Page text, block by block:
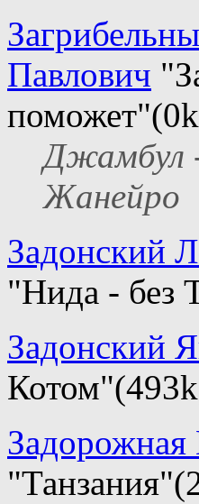
Павлович
Джамбул
Жанейро
Задонский
"Нида - без
Задонский